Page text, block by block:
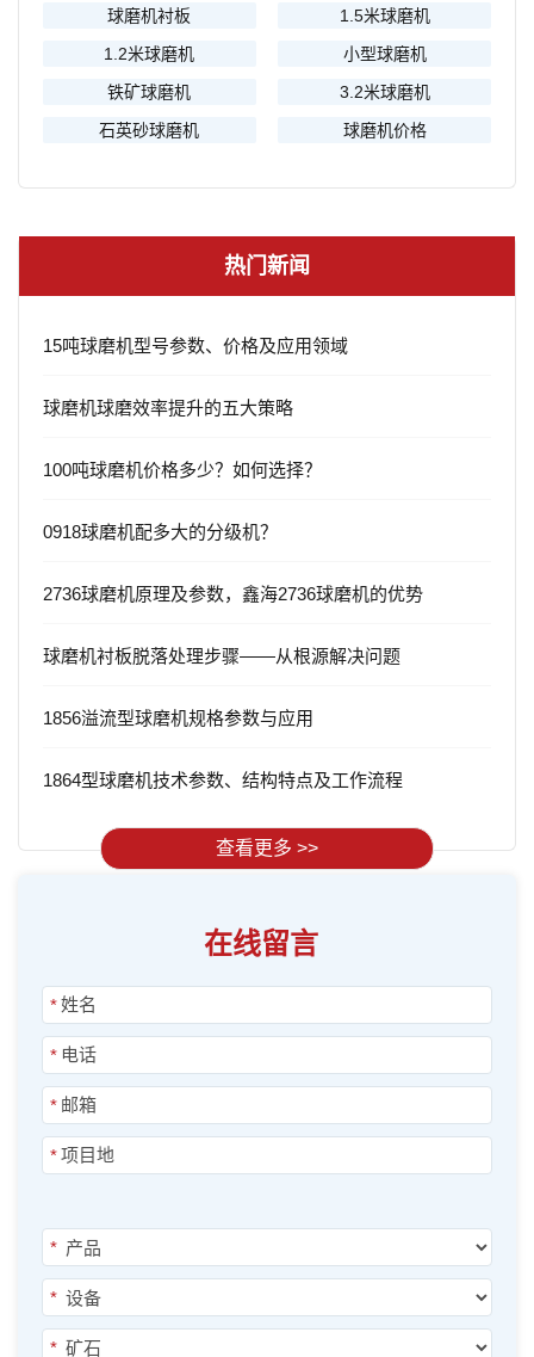
球磨机衬板
1.5米球磨机
1.2米球磨机
小型球磨机
铁矿球磨机
3.2米球磨机
石英砂球磨机
球磨机价格
热门新闻
15吨球磨机型号参数、价格及应用领域
球磨机球磨效率提升的五大策略
100吨球磨机价格多少？如何选择？
0918球磨机配多大的分级机？
2736球磨机原理及参数，鑫海2736球磨机的优势
球磨机衬板脱落处理步骤——从根源解决问题
1856溢流型球磨机规格参数与应用
1864型球磨机技术参数、结构特点及工作流程
查看更多 >>
在线留言
*
*
*
*
*
*
*